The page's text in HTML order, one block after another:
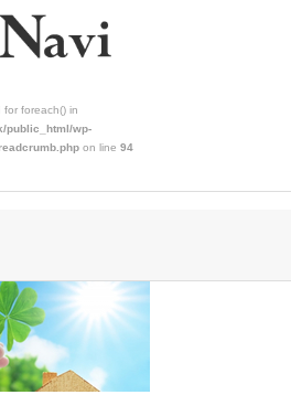
for foreach() in
public_html/wp-
on line 94